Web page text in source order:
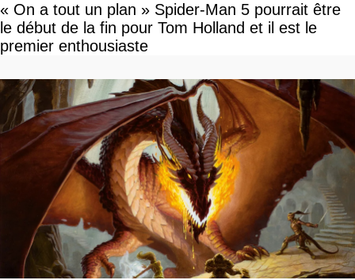
« On a tout un plan » Spider-Man 5 pourrait être
le début de la fin pour Tom Holland et il est le
premier enthousiaste